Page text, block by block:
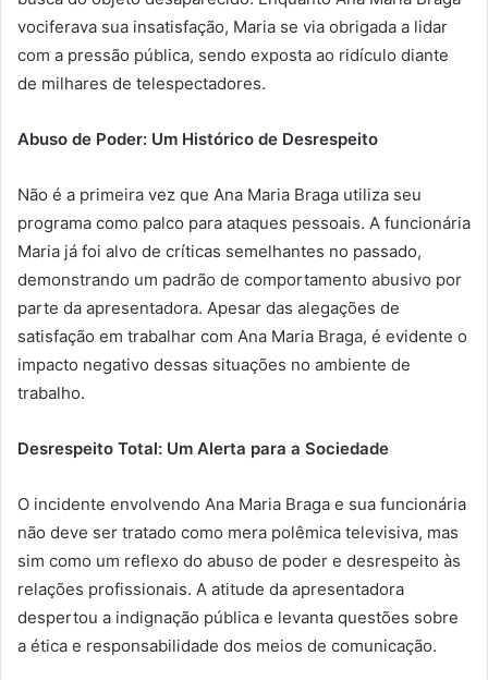
vociferava sua insatisfação, Maria se via obrigada a lidar
com a pressão pública, sendo exposta ao ridículo diante
de milhares de telespectadores.
Abuso de Poder: Um Histórico de Desrespeito
Não é a primeira vez que Ana Maria Braga utiliza seu
programa como palco para ataques pessoais. A funcionária
Maria já foi alvo de críticas semelhantes no passado,
demonstrando um padrão de comportamento abusivo por
parte da apresentadora. Apesar das alegações de
satisfação em trabalhar com Ana Maria Braga, é evidente o
impacto negativo dessas situações no ambiente de
trabalho.
Desrespeito Total: Um Alerta para a Sociedade
O incidente envolvendo Ana Maria Braga e sua funcionária
não deve ser tratado como mera polêmica televisiva, mas
sim como um reflexo do abuso de poder e desrespeito às
relações profissionais. A atitude da apresentadora
despertou a indignação pública e levanta questões sobre
a ética e responsabilidade dos meios de comunicação.